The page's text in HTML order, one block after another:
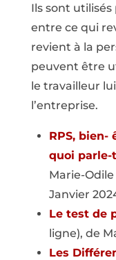
Ils sont
entre ce qui
revient à la
peuvent être
le travailleur
l’entreprise.
RPS, bien-
quoi parle-
Marie-
Janvier
Le test de
ligne), de
Les